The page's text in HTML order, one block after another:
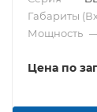
Габариты
Мощность
Цена по